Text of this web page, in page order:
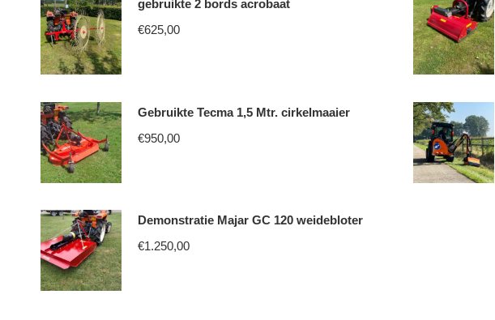
gebruikte 2 bords acrobaat
€625,00
Gebruikte Tecma 1,5 Mtr. cirkelmaaier
€950,00
Demonstratie Majar GC 120 weidebloter
€1.250,00